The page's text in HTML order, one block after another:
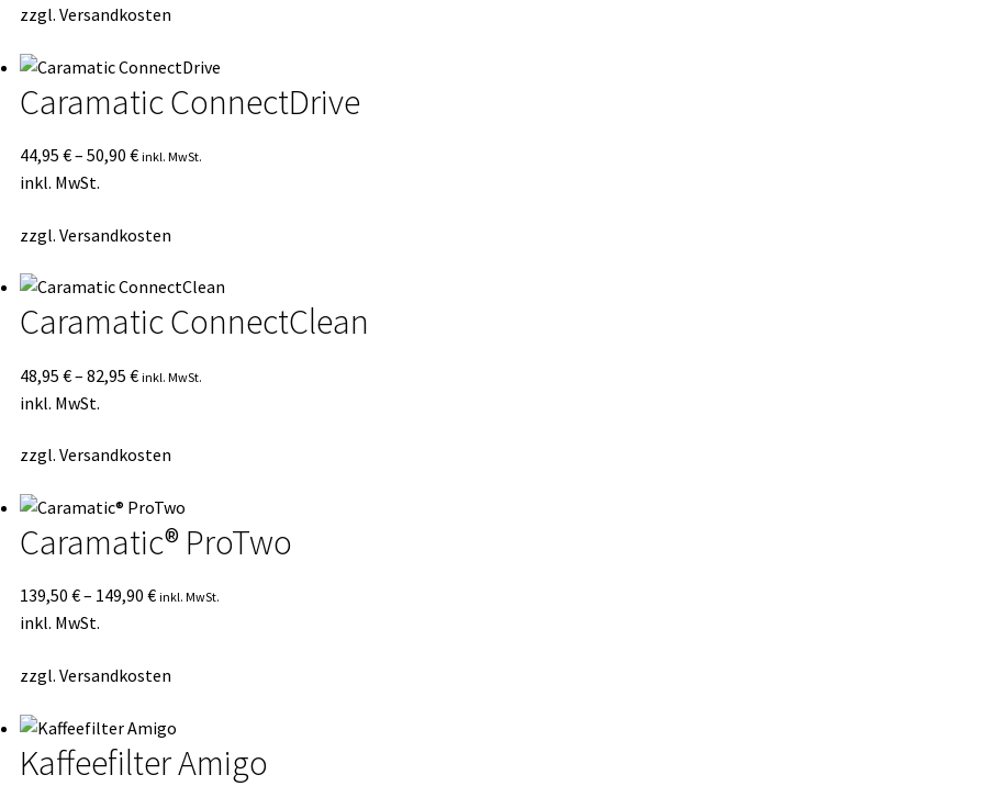
zzgl. Versandkosten
Caramatic ConnectDrive
44,95 €– 50,90 € inkl. MwSt.
inkl. MwSt.
zzgl. Versandkosten
Caramatic ConnectClean
48,95 €– 82,95 € inkl. MwSt.
inkl. MwSt.
zzgl. Versandkosten
Caramatic® ProTwo
139,50 €– 149,90 € inkl. MwSt.
inkl. MwSt.
zzgl. Versandkosten
Kaffeefilter Amigo